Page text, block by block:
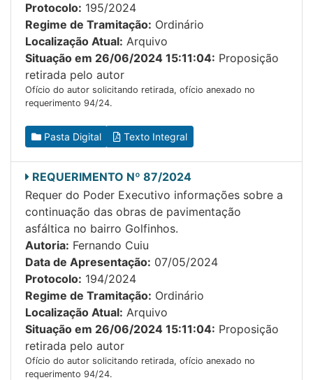
Protocolo: 195/2024
Regime de Tramitação: Ordinário
Localização Atual: Arquivo
Situação em 26/06/2024 15:11:04: Proposição
retirada pelo autor
Ofício do autor solicitando retirada, ofício anexado no
requerimento 94/24.
Pasta Digital Texto Integral
REQUERIMENTO Nº 87/2024
Requer do Poder Executivo informações sobre a
continuação das obras de pavimentação
asfáltica no bairro Golfinhos.
Autoria: Fernando Cuiu
Data de Apresentação: 07/05/2024
Protocolo: 194/2024
Regime de Tramitação: Ordinário
Localização Atual: Arquivo
Situação em 26/06/2024 15:11:04: Proposição
retirada pelo autor
Ofício do autor solicitando retirada, ofício anexado no
requerimento 94/24.